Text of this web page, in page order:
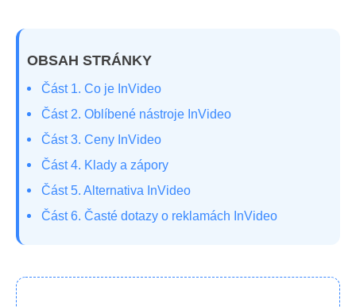
OBSAH STRÁNKY
Část 1. Co je InVideo
Část 2. Oblíbené nástroje InVideo
Část 3. Ceny InVideo
Část 4. Klady a zápory
Část 5. Alternativa InVideo
Část 6. Časté dotazy o reklamách InVideo